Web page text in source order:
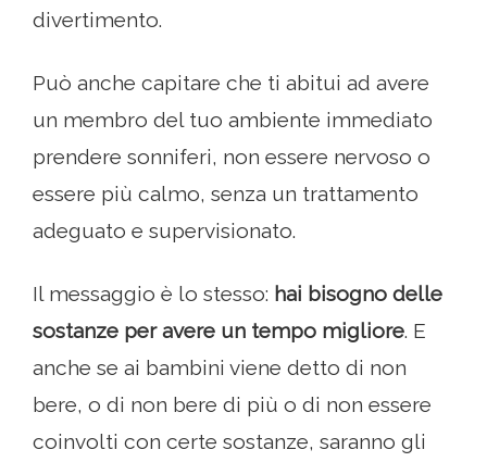
divertimento.
Può anche capitare che ti abitui ad avere
un membro del tuo ambiente immediato
prendere sonniferi, non essere nervoso o
essere più calmo, senza un trattamento
adeguato e supervisionato.
Il messaggio è lo stesso: hai bisogno delle
sostanze per avere un tempo migliore. E
anche se ai bambini viene detto di non
bere, o di non bere di più o di non essere
coinvolti con certe sostanze, saranno gli